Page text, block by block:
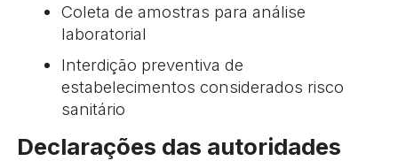
Coleta de amostras para análise
laboratorial
Interdição preventiva de
estabelecimentos considerados risco
sanitário
Declarações das autoridades